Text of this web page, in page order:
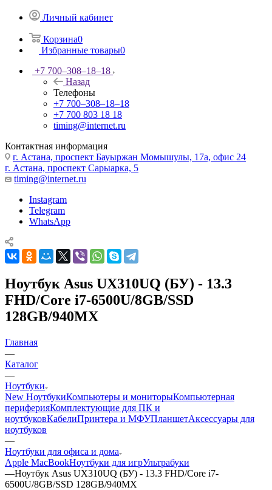
Личный кабинет
Корзина0
Избранные товары0
+7 700‒308‒18‒18
Назад
Телефоны
+7 700‒308‒18‒18
+7 700 803 18 18
timing@internet.ru
Контактная информация
г. Астана, проспект Бауыржан Момышулы, 17а, офис 24
г. Астана, проспект Сарыарка, 5
timing@internet.ru
Instagram
Telegram
WhatsApp
Ноутбук Asus UX310UQ (БУ) - 13.3
FHD/Core i7-6500U/8GB/SSD
128GB/940MX
Главная
—
Каталог
—
Ноутбуки
New НоутбукиКомпьютеры и мониторыКомпьютерная
периферияКомплектующие для ПК и
ноутбуковКабелиПринтера и МФУПланшетАксессуары для
ноутбуков
—
Ноутбуки для офиса и дома
Apple MacBookНоутбуки для игрУльтрабуки
—Ноутбук Asus UX310UQ (БУ) - 13.3 FHD/Core i7-
6500U/8GB/SSD 128GB/940MX